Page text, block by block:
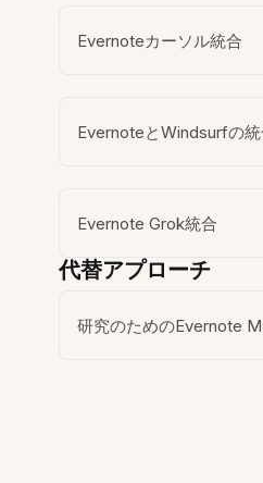
Evernoteカーソル統合
EvernoteとWindsurfの統
Evernote Grok統合
代替アプローチ
研究のためのEvernote